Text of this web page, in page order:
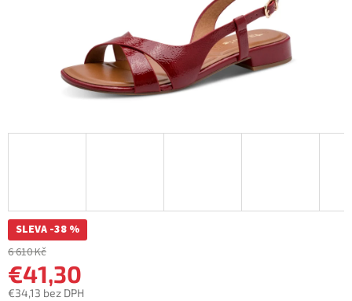
SLEVA -38 %
6 610 Kč
€41,30
€34,13 bez DPH